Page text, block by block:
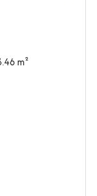
Maison 4 pièce(s) 3 chambre(s) 93.46 m²